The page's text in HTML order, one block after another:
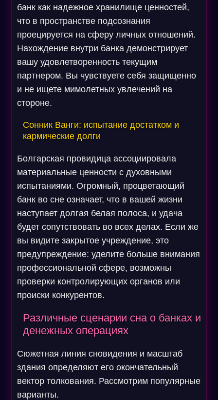
банк как надежное хранилище ценностей,
что в пространстве подсознания
проецируется на сферу личных отношений.
Нахождение внутри банка демонстрирует
вашу удовлетворенность текущим
партнером. Вы чувствуете себя защищенно
и не ищете мимолетных увлечений на
стороне.
Сонник Ванги: испытание достатком и
кармические долги
Болгарская провидица ассоциировала
материальные ценности с духовными
испытаниями. Огромный, процветающий
банк во сне означает, что в вашей жизни
наступает долгая белая полоса, и удача
будет сопутствовать во всех делах. Если же
вы видите закрытое учреждение, это
предупреждение: уделите больше внимания
профессиональной сфере, возможны
проверки контролирующих органов или
происки конкурентов.
Различные сценарии сна о банках и
денежных операциях
Сюжетная линия сновидения и масштаб
здания определяют его окончательный
вектор толкования. Рассмотрим популярные
варианты.